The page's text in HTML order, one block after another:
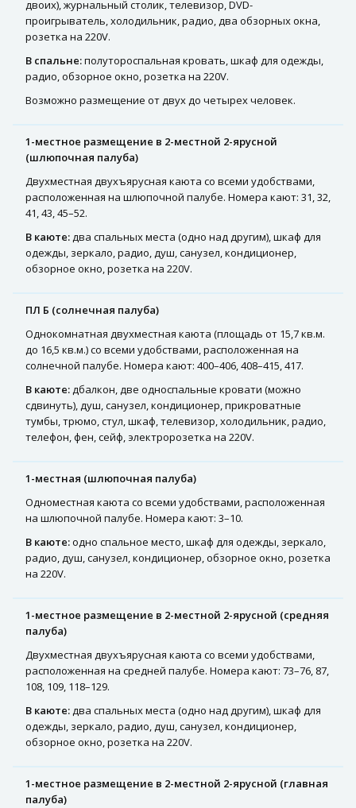
двоих), журнальный столик, телевизор, DVD-
проигрыватель, холодильник, радио, два обзорных окна,
розетка на 220V.
В спальне:полутороспальная кровать, шкаф для одежды,
радио, обзорное окно, розетка на 220V.
Возможно размещение от двух до четырех человек.
1-местное размещение в 2-местной 2-ярусной
(шлюпочная палуба)
Двухместная двухъярусная каюта со всеми удобствами,
расположенная на шлюпочной палубе. Номера кают: 31, 32,
41, 43, 45–52.
В каюте:два спальных места (одно над другим), шкаф для
одежды, зеркало, радио, душ, санузел, кондиционер,
обзорное окно, розетка на 220V.
ПЛ Б (солнечная палуба)
Однокомнатная двухместная каюта (площадь от 15,7 кв.м.
до 16,5 кв.м.) со всеми удобствами, расположенная на
солнечной палубе. Номера кают: 400–406, 408–415, 417.
В каюте:дбалкон, две односпальные кровати (можно
сдвинуть), душ, санузел, кондиционер, прикроватные
тумбы, трюмо, стул, шкаф, телевизор, холодильник, радио,
телефон, фен, сейф, электророзетка на 220V.
1-местная (шлюпочная палуба)
Одноместная каюта со всеми удобствами, расположенная
на шлюпочной палубе. Номера кают: 3–10.
В каюте:одно спальное место, шкаф для одежды, зеркало,
радио, душ, санузел, кондиционер, обзорное окно, розетка
на 220V.
1-местное размещение в 2-местной 2-ярусной (средняя
палуба)
Двухместная двухъярусная каюта со всеми удобствами,
расположенная на средней палубе. Номера кают: 73–76, 87,
108, 109, 118–129.
В каюте:два спальных места (одно над другим), шкаф для
одежды, зеркало, радио, душ, санузел, кондиционер,
обзорное окно, розетка на 220V.
1-местное размещение в 2-местной 2-ярусной (главная
палуба)